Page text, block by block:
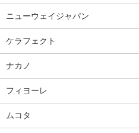
ニューウェイジャパン
ケラフェクト
ナカノ
フィヨーレ
ムコタ